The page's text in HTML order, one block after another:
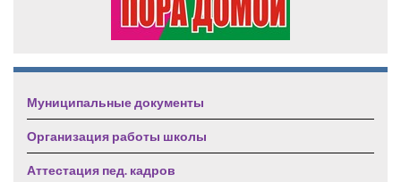
Муниципальные документы
Организация работы школы
Аттестация пед. кадров